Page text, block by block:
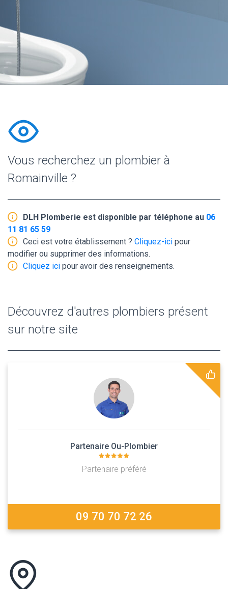
Vous recherchez un plombier à
Romainville ?
DLH Plomberie est disponible par téléphone au 06
11 81 65 59
Ceci est votre établissement ? Cliquez-ici pour
modifier ou supprimer des informations.
Cliquez ici pour avoir des renseignements.
Découvrez d'autres plombiers présent
sur notre site
Partenaire Ou-Plombier
Partenaire préféré
09 70 70 72 26